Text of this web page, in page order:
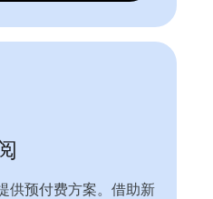
供预付费方案。借助新